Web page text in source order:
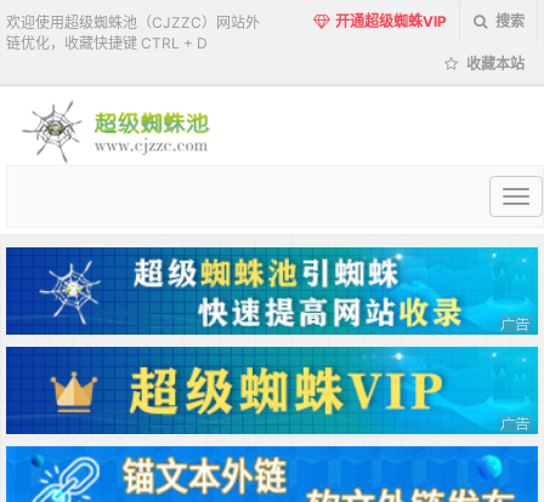
欢迎使用超级蜘蛛池（CJZZC）网站外
链优化，收藏快捷键 CTRL + D
开通超级蜘蛛VIP 搜索
收藏本站
超
蜘
蛛
池